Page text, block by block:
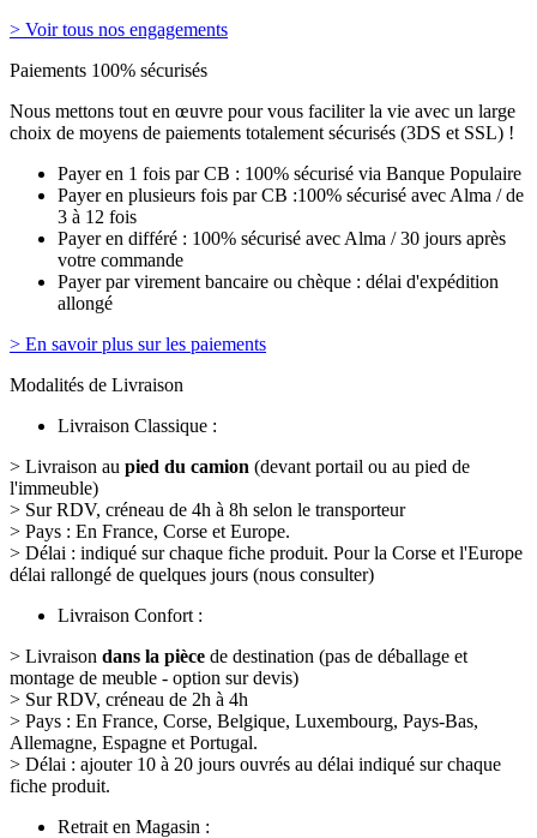
> Voir tous nos engagements
Paiements 100% sécurisés
Nous mettons tout en œuvre pour vous faciliter la vie avec un large
choix de moyens de paiements totalement sécurisés (3DS et SSL) !
Payer en 1 fois par CB : 100% sécurisé via Banque Populaire
Payer en plusieurs fois par CB :100% sécurisé avec Alma / de
3 à 12 fois
Payer en différé : 100% sécurisé avec Alma / 30 jours après
votre commande
Payer par virement bancaire ou chèque : délai d'expédition
allongé
> En savoir plus sur les paiements
Modalités de Livraison
Livraison Classique :
> Livraison au pied du camion (devant portail ou au pied de
l'immeuble)
> Sur RDV, créneau de 4h à 8h selon le transporteur
> Pays : En France, Corse et Europe.
> Délai : indiqué sur chaque fiche produit. Pour la Corse et l'Europe
délai rallongé de quelques jours (nous consulter)
Livraison Confort :
> Livraison dans la pièce de destination (pas de déballage et
montage de meuble - option sur devis)
> Sur RDV, créneau de 2h à 4h
> Pays : En France, Corse, Belgique, Luxembourg, Pays-Bas,
Allemagne, Espagne et Portugal.
> Délai : ajouter 10 à 20 jours ouvrés au délai indiqué sur chaque
fiche produit.
Retrait en Magasin :